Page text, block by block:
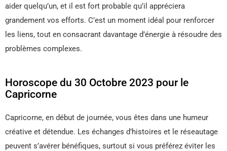
aider quelqu’un, et il est fort probable qu’il appréciera
grandement vos efforts. C’est un moment idéal pour renforcer
les liens, tout en consacrant davantage d’énergie à résoudre des
problèmes complexes.
Horoscope du 30 Octobre 2023 pour le
Capricorne
Capricorne, en début de journée, vous êtes dans une humeur
créative et détendue. Les échanges d’histoires et le réseautage
peuvent s’avérer bénéfiques, surtout si vous préférez éviter les